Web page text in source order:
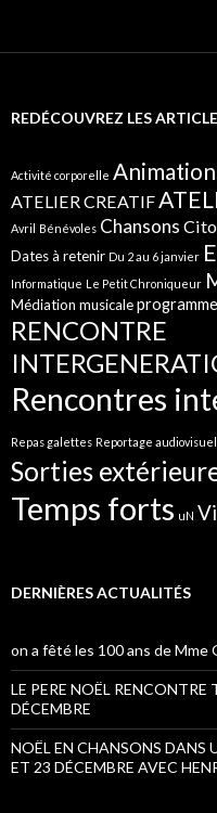
REDÉCOUVREZ LES
Activité corporelle
ATELIER CREATIF
Avril Bénévoles Chansons
Dates à retenir Du 2 au 6 janvier
Informatique Le Petit Chroniqueur
Médiation musicale
RENCONTRE
Rencontres
Repas galettes Reportage audiovisuel
Sorties
Temps forts uN
DERNIÈRES ACTUALITÉS
on a fêté les 100 ans de Mme
LE PERE NOËL RENCONTRE
DÉCEMBRE
NOËL EN CHANSONS DANS
ET 23 DÉCEMBRE AVEC